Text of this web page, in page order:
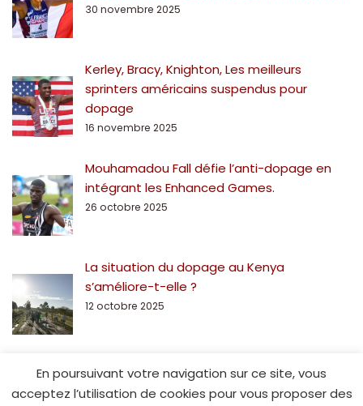
30 novembre 2025
Kerley, Bracy, Knighton, Les meilleurs
sprinters américains suspendus pour
dopage
16 novembre 2025
Mouhamadou Fall défie l’anti-dopage en
intégrant les Enhanced Games.
26 octobre 2025
La situation du dopage au Kenya
s’améliore-t-elle ?
12 octobre 2025
En poursuivant votre navigation sur ce site, vous
acceptez l’utilisation de cookies pour vous proposer des